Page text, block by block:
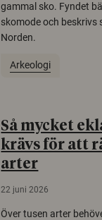
gammal sko. Fyndet
skomode och beskrivs
Norden.
Arkeologi
Så mycket
krävs för att
arter
22 juni 2026
Över tusen arter